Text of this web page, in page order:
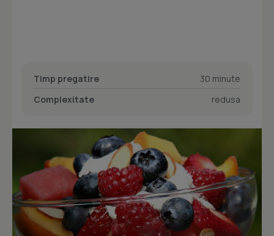
Timp pregatire
30 minute
Complexitate
redusa